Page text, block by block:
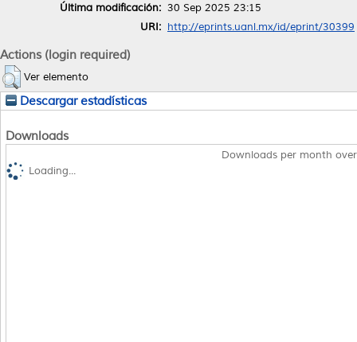
Última modificación: 30 Sep 2025 23:15
URI: http://eprints.uanl.mx/id/eprint/30399
Actions (login required)
Ver elemento
Descargar estadísticas
Downloads
Downloads per month
Loading...